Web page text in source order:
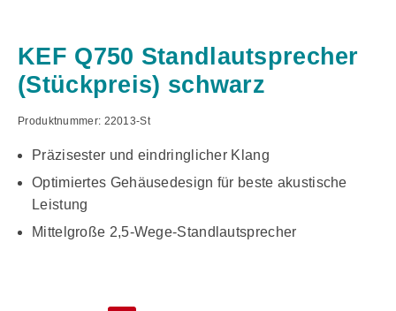
KEF Q750 Standlautsprecher
(Stückpreis) schwarz
Produktnummer: 22013-St
Präzisester und eindringlicher Klang
Optimiertes Gehäusedesign für beste akustische
Leistung
Mittelgroße 2,5-Wege-Standlautsprecher